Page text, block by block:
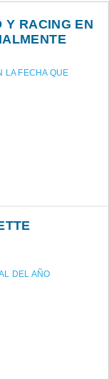
Y RACING EN